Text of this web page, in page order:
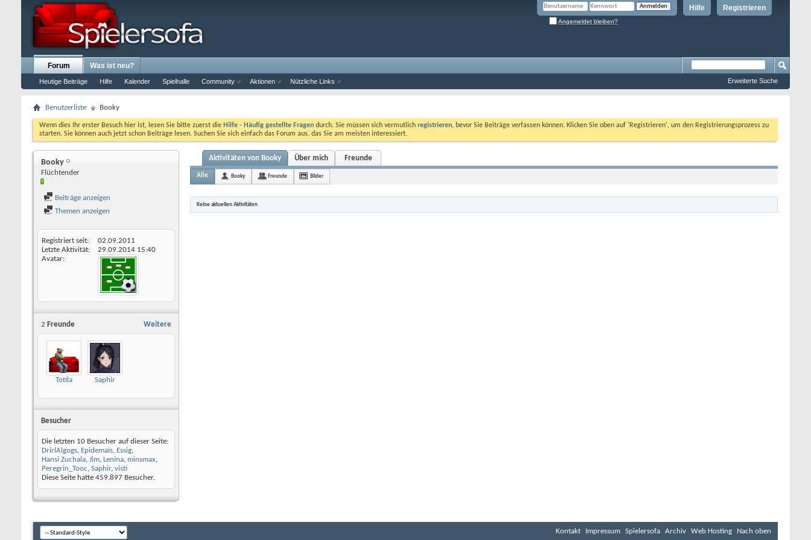
Registrieren
Hilfe
Angemeldet bleiben?
Forum
Heutige Beiträge Hilfe Kalender Spielhalle Community Aktionen Nützliche Links
Was ist neu?
Erweiterte Suche
Benutzerliste Booky
Wenn dies Ihr erster Besuch hier ist, lesen Sie bitte zuerst die Hilfe - Häufig gestellte Fragen durch. Sie müssen sich vermutlich registrieren, bevor Sie Beiträge verfassen können. Klicken Sie oben auf 'Registrieren', um den Registrierungsprozess zu
starten. Sie können auch jetzt schon Beiträge lesen. Suchen Sie sich einfach das Forum aus, das Sie am meisten interessiert.
Booky
Flüchtender
Beiträge anzeigen
Themen anzeigen
Registriert seit
02.09.2011
Letzte Aktivität
29.09.2014 15:40
Avatar
Weitere
2 Freunde
Totila Saphir
Besucher
Die letzten 10 Besucher auf dieser Seite:
DrirlAlgogs, Epidemaïs, Essig,
Hansi Zuchala, Jim, Lenina, minsmax,
Peregrin_Tooc, Saphir, visti
Diese Seite hatte 459.897 Besucher.
Aktivitäten von Booky Über mich Freunde
Alle Booky Freunde Bilder
Keine aktuellen Aktivitäten
Kontakt Impressum Spielersofa Archiv Web Hosting Nach oben